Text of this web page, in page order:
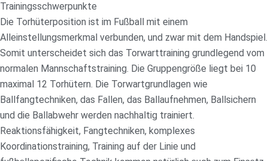
Trainingsschwerpunkte
Die Torhüterposition ist im Fußball mit einem
Alleinstellungsmerkmal verbunden, und zwar mit dem Handspiel.
Somit unterscheidet sich das Torwarttraining grundlegend vom
normalen Mannschaftstraining. Die Gruppengröße liegt bei 10
maximal 12 Torhütern. Die Torwartgrundlagen wie
Ballfangtechniken, das Fallen, das Ballaufnehmen, Ballsichern
und die Ballabwehr werden nachhaltig trainiert.
Reaktionsfähigkeit, Fangtechniken, komplexes
Koordinationstraining, Training auf der Linie und